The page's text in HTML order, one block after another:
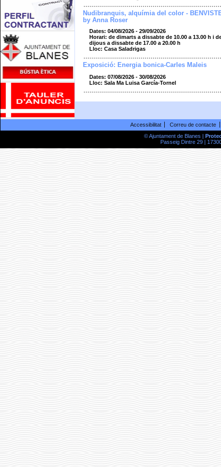
Nudibranquis, alquímia del color -
by Anna Roser
Dates: 04/08/2026 - 29/09/2026
Horari: de dimarts a dissabte de 10.00 a 13.00 h i
dijous a dissabte de 17.00 a 20.00 h
Lloc: Casa Saladrigas
Exposició: Energia bonica-Carles Maleis
Dates: 07/08/2026 - 30/08/2026
Lloc: Sala Ma Luisa García-Tornel
Accessibilitat
Correu de contacte
© Ajuntament de Blanes |
Passeig Dintre 29 |